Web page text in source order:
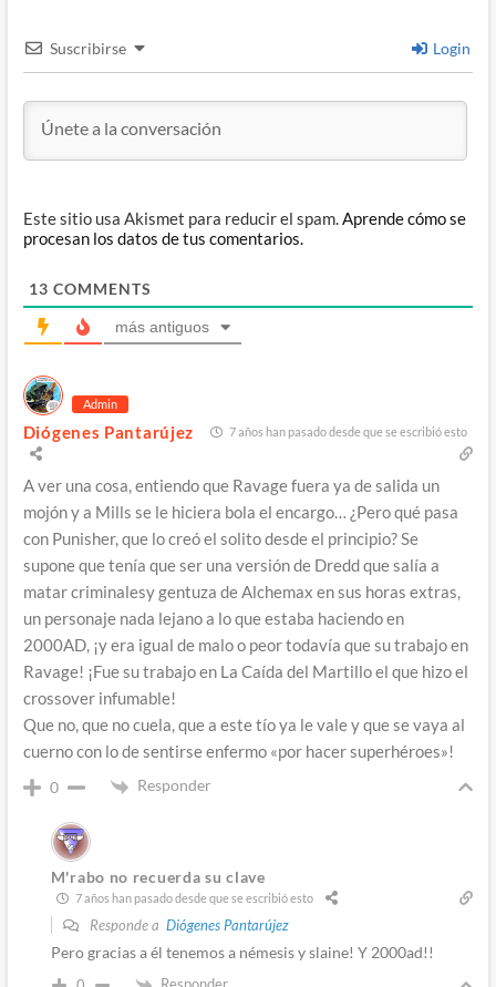
Suscribirse Login
Este sitio usa Akismet para reducir el spam.Aprende cómo se
procesan los datos de tus comentarios.
13 COMMENTS
más antiguos
Admin
Diógenes Pantarújez 7 años han pasado desde que se escribió esto
A ver una cosa, entiendo que Ravage fuera ya de salida un
mojón y a Mills se le hiciera bola el encargo… ¿Pero qué pasa
con Punisher, que lo creó el solito desde el principio? Se
supone que tenía que ser una versión de Dredd que salía a
matar criminalesy gentuza de Alchemax en sus horas extras,
un personaje nada lejano a lo que estaba haciendo en
2000AD, ¡y era igual de malo o peor todavía que su trabajo en
Ravage! ¡Fue su trabajo en La Caída del Martillo el que hizo el
crossover infumable!
Que no, que no cuela, que a este tío ya le vale y que se vaya al
cuerno con lo de sentirse enfermo «por hacer superhéroes»!
0 Responder
M'rabo no recuerda su clave
7 años han pasado desde que se escribió esto
Responde a Diógenes Pantarújez
Pero gracias a él tenemos a némesis y slaine! Y 2000ad!!